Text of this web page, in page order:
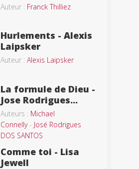
Auteur : Franck Thilliez
Hurlements - Alexis
Laipsker
Auteur : Alexis Laipsker
La formule de Dieu -
Jose Rodrigues...
Auteurs : Michael
Connelly- José Rodrigues
DOS SANTOS
Comme toi - Lisa
Jewell